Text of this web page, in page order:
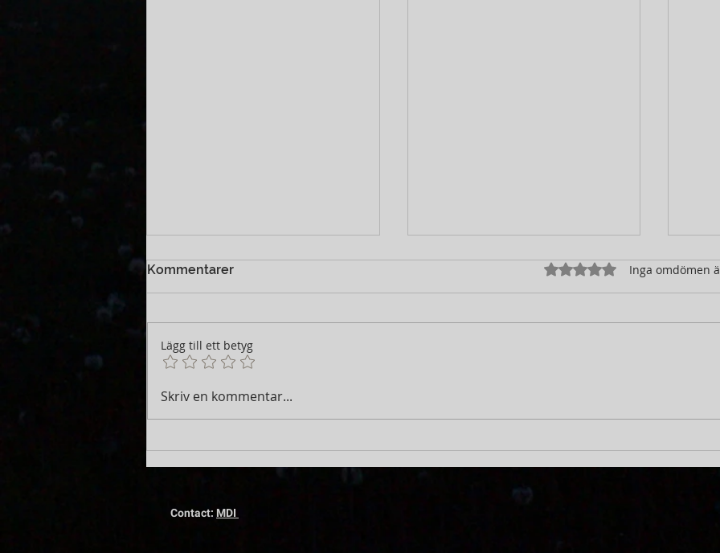
07.30 Söndag 23 November
Kommentarer Betygsatt till 0 av 5Inga omdömen
Lägg till ett betyg
Skriv en kommentar...
Contact: MDI